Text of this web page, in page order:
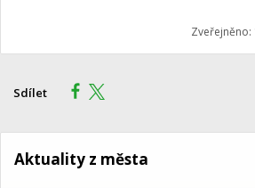
Zveřejněno:
Sdílet
Aktuality z města